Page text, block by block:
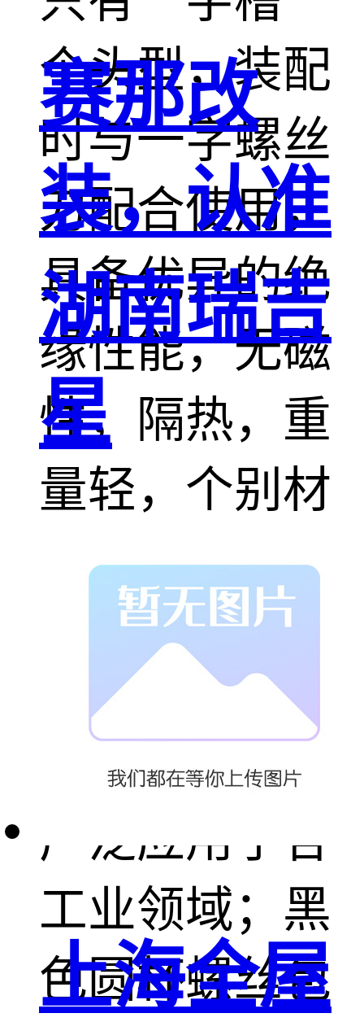
个头型，装配
时与一字螺丝
刀配合使用，
具备优异的绝
缘性能，无磁
性，隔热，重
量轻，个别材
料的塑料螺丝
还具备耐高
温，高强度，
耐腐蚀性能，
广泛应用于各
工业领域；黑
色圆杯螺丝包
赛那改
装，认准
湖南瑞吉
星
上海全屋